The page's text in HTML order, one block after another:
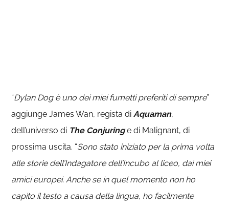
“Dylan Dog è uno dei miei fumetti preferiti di sempre”
aggiunge James Wan, regista diAquaman,
dell’universo di The Conjuringe di Malignant, di
prossima uscita. “Sono stato iniziato per la prima volta
alle storie dell’Indagatore dell’Incubo al liceo, dai miei
amici europei. Anche se in quel momento non ho
capito il testo a causa della lingua, ho facilmente